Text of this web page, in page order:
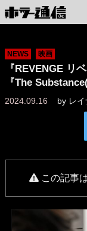
NEWS 映画
『REVENGE リ
『The
2024.09.16 by レイ
この記事